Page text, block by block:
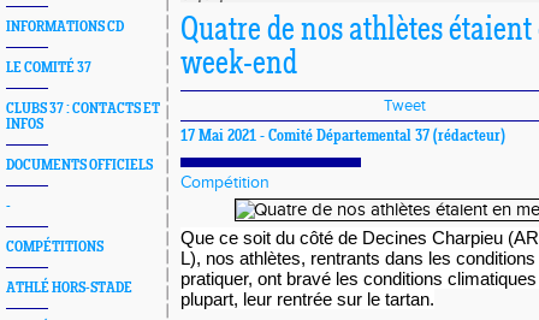
INFORMATIONS CD
LE COMITÉ 37
CLUBS 37 : CONTACTS ET
INFOS
DOCUMENTS OFFICIELS
-
COMPÉTITIONS
ATHLÉ HORS-STADE
Quatre de nos athlètes
week-end
Tweet
17 Mai 2021 - Comité Départemental 37 (rédacteur)
Compétition
Que ce soit du côté de Decines Charpieu
L), nos athlètes, rentrants dans les
pratiquer, ont bravé les conditions
plupart, leur rentrée sur le tartan.